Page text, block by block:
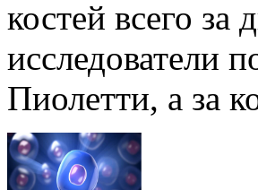
костей всего за
исследователи
Пиолетти, а за